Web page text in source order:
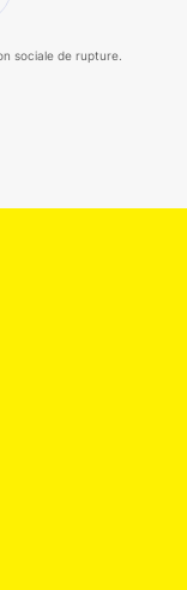
sociale de rupture.